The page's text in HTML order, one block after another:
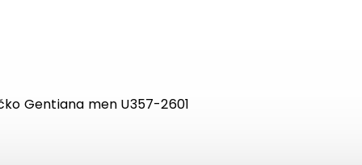
Gentiana men U357-2601